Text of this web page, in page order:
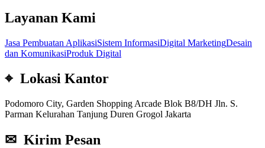
Layanan Kami
Jasa Pembuatan AplikasiSistem InformasiDigital MarketingDesain
dan KomunikasiProduk Digital
⌖ Lokasi Kantor
Podomoro City, Garden Shopping Arcade Blok B8/DH Jln. S.
Parman Kelurahan Tanjung Duren Grogol Jakarta
✉ Kirim Pesan